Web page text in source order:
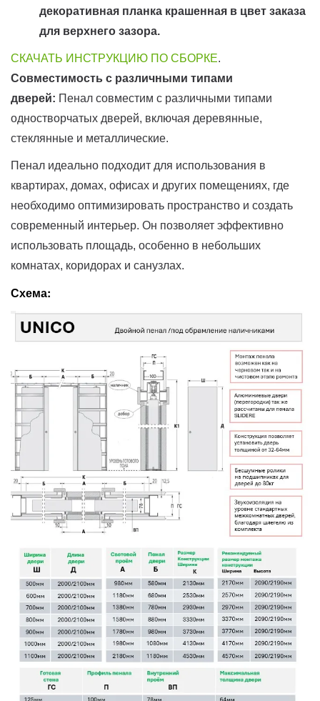
декоративная планка крашенная в цвет заказа
для верхнего зазора.
СКАЧАТЬ ИНСТРУКЦИЮ ПО СБОРКЕ.
Совместимость с различными типами
дверей: Пенал совместим с различными типами
одностворчатых дверей, включая деревянные,
стеклянные и металлические.
Пенал идеально подходит для использования в
квартирах, домах, офисах и других помещениях, где
необходимо оптимизировать пространство и создать
современный интерьер. Он позволяет эффективно
использовать площадь, особенно в небольших
комнатах, коридорах и санузлах.
Схема: